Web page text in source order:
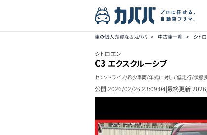
車の個人売買ならカババ > 中古車一覧 > シト
シトロエン
C3 エクスクルーシブ
センソドライブ/希少車両/年式に対して低走行/状態良
公開 2026/02/26 23:09:04|最終更新